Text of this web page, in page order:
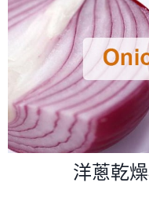
洋蔥乾